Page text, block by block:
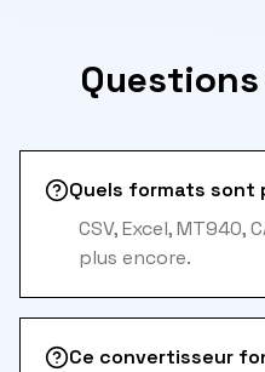
Quels formats sont
CSV, Excel, MT940,
plus encore.
Ce convertisseur